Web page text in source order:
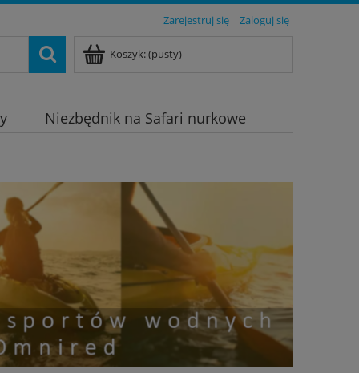
Zarejestruj się Zaloguj się
Koszyk:(pusty)
Niezbędnik na Safari nurkowe